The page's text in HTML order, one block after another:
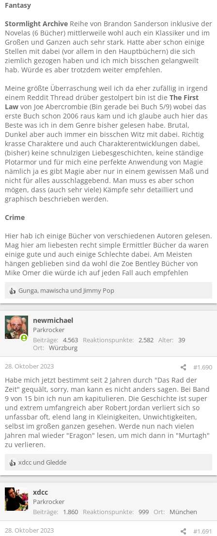
Fantasy
Stormlight Archive Reihe von Brandon Sanderson inklusive der
Novelas (6 Bücher) mittlerweile wohl auch ein Klassiker und im
Großen und Ganzen auch sehr stark. Hatte aber schon einige
Stellen mit dabei (vor allem in den Hauptbüchern) die sich
ziemlich gezogen haben und ich mich bisschen gelangweilt
hab. Würde es aber trotzdem weiter empfehlen.
Meine größte Überraschung weil ich da eher zufällig in irgend
einem Reddit Thread drüber gestolpert bin ist die The First
Law von Joe Abercrombie (Bin gerade bei Buch 5/9) wobei das
erste Buch schon 2006 raus kam und ich glaube auch hier das
Beste was ich in dem Genre bisher gelesen habe. Brutal,
Dunkel aber auch immer ein bisschen Witz mit dabei. Richtig
krasse Charaktere und auch Charakterentwicklungen dabei,
(bisher) keine schnulzigen Liebesgeschichten, keine ständige
Plotarmor und für mich eine perfekte Anwendung von Magie
nämlich ja es gibt Magie aber nur in einem gewissen Maß und
nicht für alles ausschlaggebend. Man muss es aber schon
mögen, dass (auch sehr viele) Kämpfe sehr detailliert und
graphisch beschrieben werden.
Crime
Hier hab ich einige Bücher von verschiedenen Autoren gelesen.
Mag hier am liebesten recht simple Ermittler Bücher da waren
einige gute und auch einige Schlechte dabei. Am Meisten
hängen geblieben sind da wohl die Zoe Bentley Bücher von
Mike Omer die würde ich auf jeden Fall auch empfehlen
R
e
k
t
i
n
e
:
Gunga, mawischa und Jimmy Pop
newmichael
Parkrocker
Beiträge
4.563 Reaktionspunkte 2.582 Alter
39
Ort
Würzburg
28. Oktober 2023 #1.690
Habe mich jetzt bestimmt seit 2 Jahren durch "Das Rad der
Zeit" gequält, sorry, man kann es nicht anders sagen. Bei Band
9 von 15 bin ich nun am kapitulieren. Die Geschichte ist super
und extrem umfangreich aber Robert Jordan verliert sich so
unfassbar oft, elend lang in Kleinigkeiten, Unwichtigkeiten,
selbst im großen ganzen gesehen. Werde nun nach vielen
Jahren mal wieder "Eragon" lesen, um mich dann in "Murtagh"
zu verlieren.
R
e
k
i
o
n
xdcc und Gledde
xdcc
Parkrocker
Beiträge
1.860 Reaktionspunkte 999 Ort München
28. Oktober 2023 #1.691